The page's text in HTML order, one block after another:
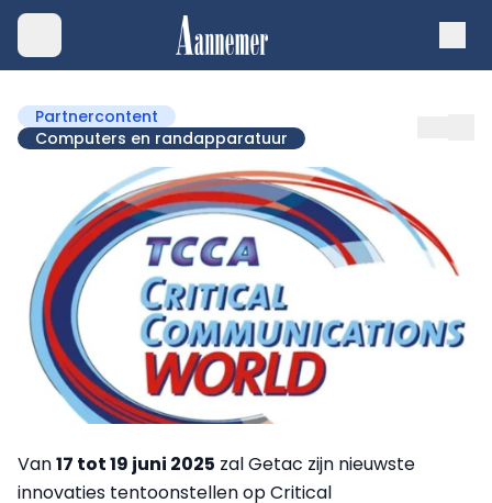
Partnercontent
Computers en randapparatuur
Van17 tot 19 juni 2025 zal Getac zijn nieuwste
innovaties tentoonstellen op Critical